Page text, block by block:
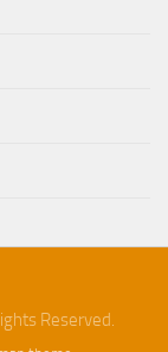
Reserved.